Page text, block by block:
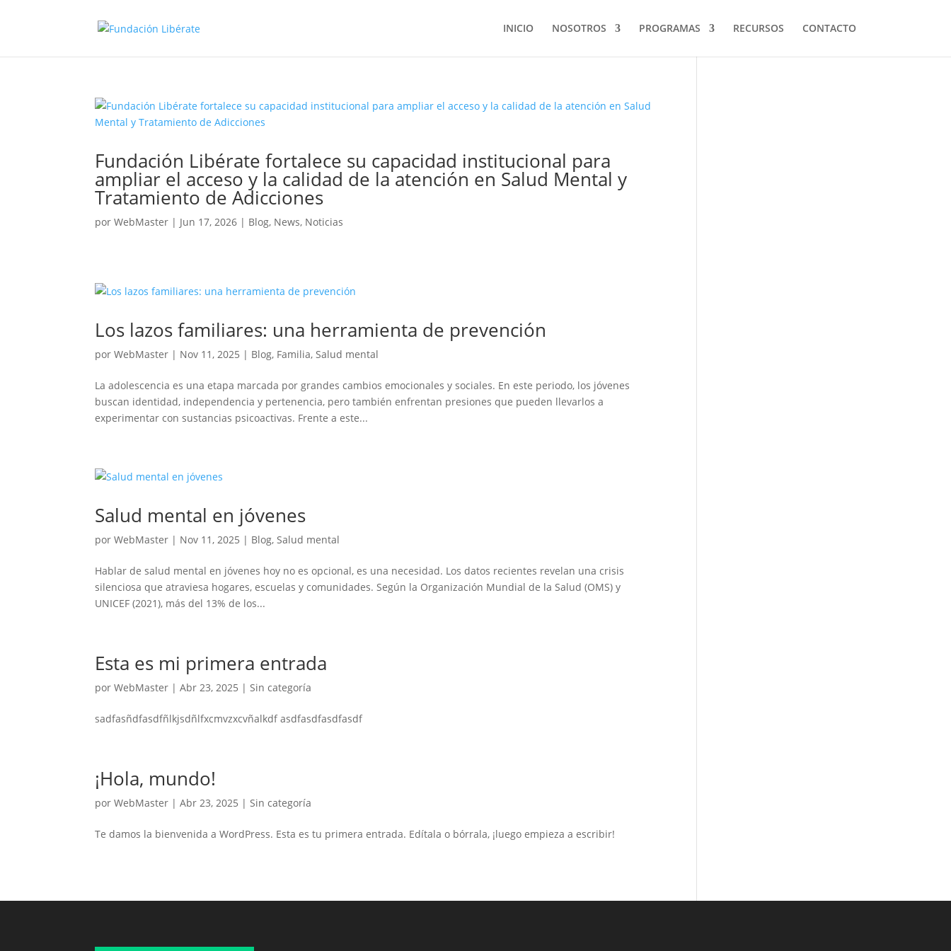
INICIO NOSOTROS PROGRAMAS RECURSOS CONTACTO
Fundación Libérate fortalece su capacidad institucional para
ampliar el acceso y la calidad de la atención en Salud Mental y
Tratamiento de Adicciones
porWebMaster | Jun 17, 2026 | Blog, News, Noticias
Los lazos familiares: una herramienta de prevención
porWebMaster | Nov 11, 2025 | Blog, Familia,Salud mental
La adolescencia es una etapa marcada por grandes cambios emocionales y sociales. En este periodo, los jóvenes
buscan identidad, independencia y pertenencia, pero también enfrentan presiones que pueden llevarlos a
experimentar con sustancias psicoactivas. Frente a este...
Salud mental en jóvenes
porWebMaster | Nov 11, 2025 | Blog,Salud mental
Hablar de salud mental en jóvenes hoy no es opcional, es una necesidad. Los datos recientes revelan una crisis
silenciosa que atraviesa hogares, escuelas y comunidades. Según la Organización Mundial de la Salud (OMS) y
UNICEF (2021), más del 13% de los...
Esta es mi primera entrada
porWebMaster |Abr 23, 2025 |Sin categoría
sadfasñdfasdfñlkjsdñlfxcmvzxcvñalkdf asdfasdfasdfasdf
¡Hola, mundo!
porWebMaster |Abr 23, 2025 |Sin categoría
Te damos la bienvenida a WordPress. Esta es tu primera entrada. Edítala o bórrala, ¡luego empieza a escribir!